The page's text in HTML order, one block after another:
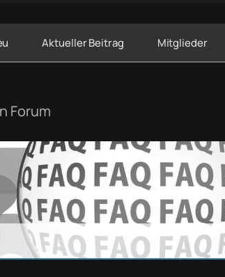
Aktueller Beitrag Mitglieder
Forum